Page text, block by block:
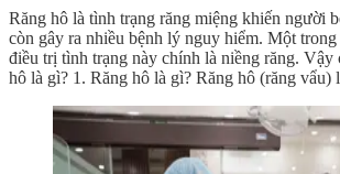
Răng hô là tình trạng răng miệng khiến người
còn gây ra nhiều bệnh lý nguy hiểm. Một
điều trị tình trạng này chính là niềng răng. Vậy
hô là gì? 1. Răng hô là gì? Răng hô (răng